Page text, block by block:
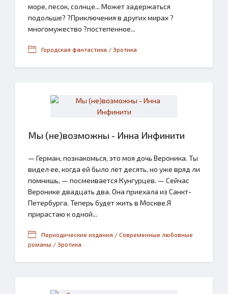
море, песок, солнце... Может задержаться
подольше? ?Приключения в других мирах ?
многомужество ?постепенное...
Городская фантастика / Эротика
Мы (не)возможны - Инна Инфинити
— Герман, познакомься, это моя дочь Вероника. Ты
видел ее, когда ей было лет десять, но уже вряд ли
помнишь, — посмеивается Кунгурцев. — Сейчас
Веронике двадцать два. Она приехала из Санкт-
Петербурга. Теперь будет жить в Москве.Я
прирастаю к одной...
Периодические издания / Современные любовные
романы / Эротика